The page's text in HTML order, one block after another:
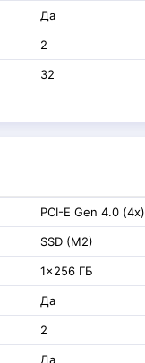
Да
2
32
PCI-E Gen 4.0 (4x)
SSD (M2)
1x256 ГБ
Да
2
Да